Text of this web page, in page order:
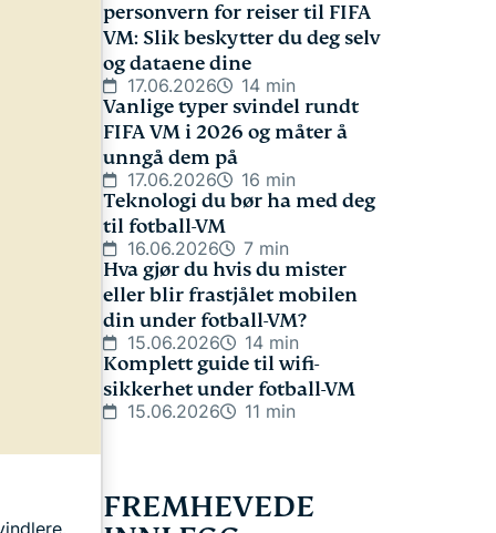
personvern for reiser til FIFA
VM: Slik beskytter du deg selv
og dataene dine
17.06.2026 14 min
Vanlige typer svindel rundt
FIFA VM i 2026 og måter å
unngå dem på
17.06.2026 16 min
Teknologi du bør ha med deg
til fotball-VM
16.06.2026 7 min
Hva gjør du hvis du mister
eller blir frastjålet mobilen
din under fotball-VM?
15.06.2026 14 min
Komplett guide til wifi-
sikkerhet under fotball-VM
15.06.2026 11 min
FREMHEVEDE